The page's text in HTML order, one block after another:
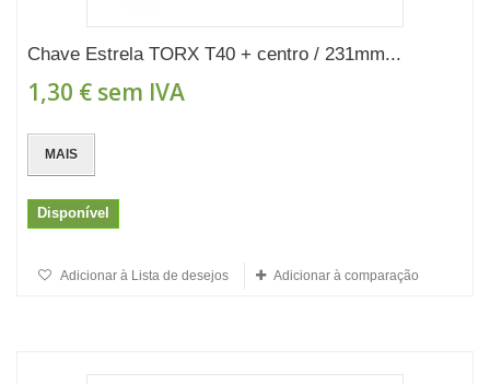
Chave Estrela TORX T40 + centro / 231mm...
1,30 € sem IVA
MAIS
Disponível
Adicionar à Lista de desejos Adicionar à comparação